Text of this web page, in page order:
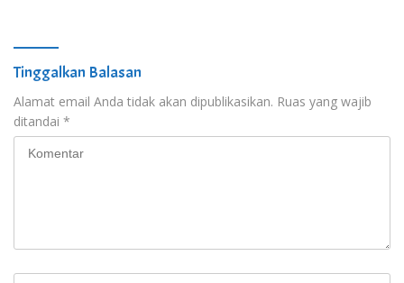
Tinggalkan Balasan
Alamat email Anda tidak akan dipublikasikan. Ruas yang wajib
ditandai *